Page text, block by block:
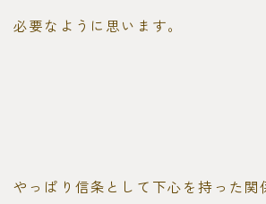
必要なように思います。
やっぱり信条として下心を持った関